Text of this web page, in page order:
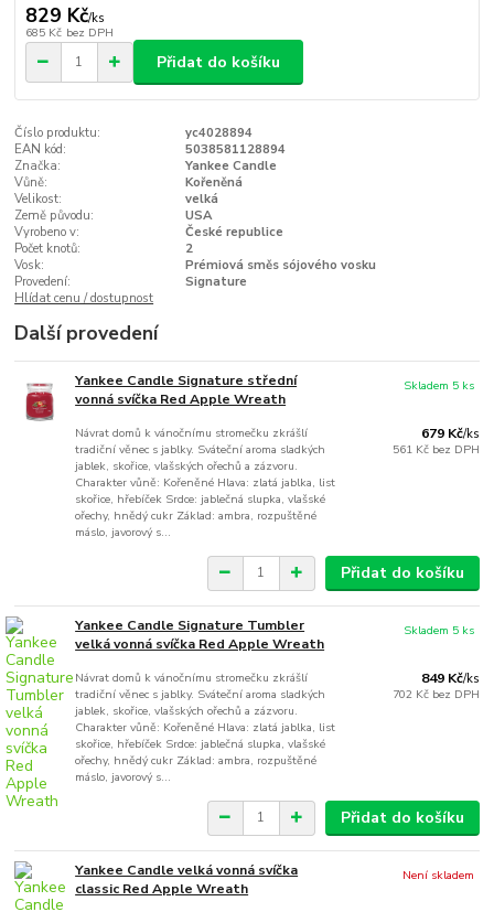
829 Kč/ks
685 Kč bez DPH
Přidat do košíku
Číslo produktu:
yc4028894
EAN kód:
5038581128894
Značka:
Yankee Candle
Vůně:
Kořeněná
Velikost:
velká
Země původu:
USA
Vyrobeno v:
České republice
Počet knotů:
2
Vosk:
Prémiová směs sójového vosku
Provedení:
Signature
Hlídat cenu / dostupnost
Další provedení
Yankee Candle Signature střední
vonná svíčka Red Apple Wreath
Návrat domů k vánočnímu stromečku zkrášlí
tradiční věnec s jablky. Sváteční aroma sladkých
jablek, skořice, vlašských ořechů a zázvoru.
Charakter vůně: Kořeněné Hlava: zlatá jablka, list
skořice, hřebíček Srdce: jablečná slupka, vlašské
ořechy, hnědý cukr Základ: ambra, rozpuštěné
máslo, javorový s...
679 Kč/ks
561 Kč bez DPH
Skladem 5 ks
Přidat do košíku
Yankee Candle Signature Tumbler
velká vonná svíčka Red Apple Wreath
Návrat domů k vánočnímu stromečku zkrášlí
tradiční věnec s jablky. Sváteční aroma sladkých
jablek, skořice, vlašských ořechů a zázvoru.
Charakter vůně: Kořeněné Hlava: zlatá jablka, list
skořice, hřebíček Srdce: jablečná slupka, vlašské
ořechy, hnědý cukr Základ: ambra, rozpuštěné
máslo, javorový s...
849 Kč/ks
702 Kč bez DPH
Skladem 5 ks
Přidat do košíku
Yankee Candle velká vonná svíčka
classic Red Apple Wreath
Není skladem